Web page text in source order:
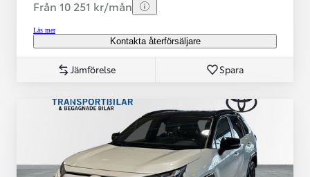
Från 10 251 kr/mån
Läs mer
Kontakta återförsäljare
Jämförelse Spara